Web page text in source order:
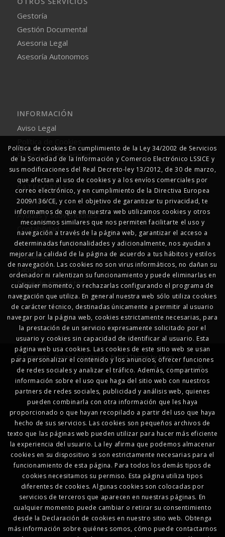
Gestoría
Gestión Documental
Asesoria Legal
Asesoría Autonomos
INFORMACIÓN
Aviso Legal
Política de Privacidad
CATEGORÍAS
Autonomos
Ayudas y subvenciones
Contabilidad
Creación de empresas
Fiscalidad
Laboral
Pago de impuestos
RENTA
© Copyright - Online Consultores - Enfold Theme by Kriesi
Política de cookies En cumplimiento de la Ley 34/2002 de Servicios
de la Sociedad de la Información y Comercio Electrónico LSSICE y
sus modificaciones del Real Decreto-ley 13/2012, de 30 de marzo,
que afectan al uso de cookies y a los envíos comerciales por
correo electrónico, y en cumplimiento de la Directiva Europea
2009/136/CE, y con el objetivo de garantizar tu privacidad, te
informamos de que en nuestra web utilizamos cookies y otros
mecanismos similares que nos permiten facilitarte el uso y
navegación a través de la página web, garantizar el acceso a
determinadas funcionalidades y adicionalmente, nos ayudan a
mejorar la calidad de la página de acuerdo a tus hábitos y estilos
de navegación. Las cookies no son virus informáticos, no dañan su
ordenador ni ralentizan su funcionamiento y puede eliminarlas en
cualquier momento, o rechazarlas configurando el programa de
navegación que utiliza. En general nuestra web sólo utiliza cookies
de carácter técnico, destinadas únicamente a permitir al usuario
navegar por la página web, cookies estrictamente necesarias, para
la prestación de un servicio expresamente solicitado por el
usuario y cookies sin capacidad de identificar al usuario. Esta
página web usa cookies. Las cookies de este sitio web se usan
para personalizar el contenido y los anuncios, ofrecer funciones
de redes sociales y analizar el tráfico. Además, compartimos
información sobre el uso que haga del sitio web con nuestros
partners de redes sociales, publicidad y análisis web, quienes
pueden combinarla con otra información que les haya
proporcionado o que hayan recopilado a partir del uso que haya
hecho de sus servicios. Las cookies son pequeños archivos de
texto que las páginas web pueden utilizar para hacer más eficiente
la experiencia del usuario. La ley afirma que podemos almacenar
cookies en su dispositivo si son estrictamente necesarias para el
funcionamiento de esta página. Para todos los demás tipos de
cookies necesitamos su permiso. Esta página utiliza tipos
diferentes de cookies. Algunas cookies son colocadas por
servicios de terceros que aparecen en nuestras páginas. En
cualquier momento puede cambiar o retirar su consentimiento
desde la Declaración de cookies en nuestro sitio web. Obtenga
más información sobre quiénes somos, cómo puede contactarnos